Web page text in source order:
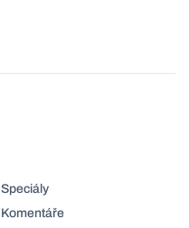
Speciály
Komentáře